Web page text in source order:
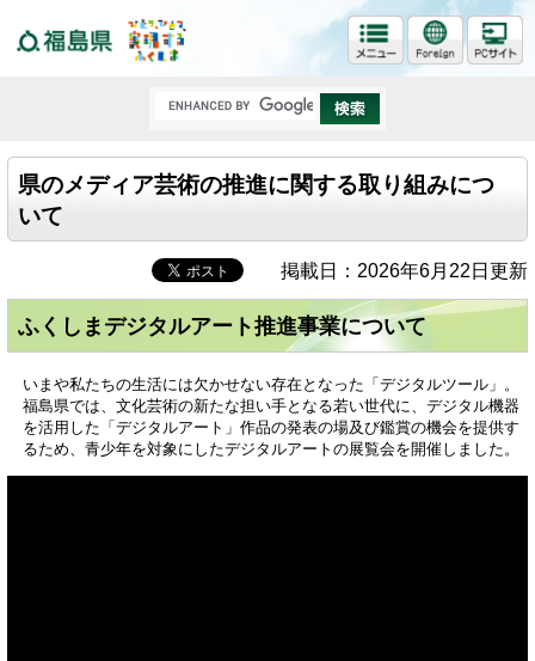
県のメディア芸術の推進に関する取り組みにつ
いて
掲載日：2026年6月22日更新
ふくしまデジタルアート推進事業について
いまや私たちの生活には欠かせない存在となった「デジタルツール」。
福島県では、文化芸術の新たな担い手となる若い世代に、デジタル機器
を活用した「デジタルアート」作品の発表の場及び鑑賞の機会を提供す
るため、青少年を対象にしたデジタルアートの展覧会を開催しました。